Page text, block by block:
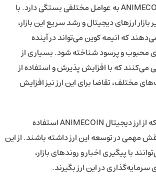
آینده ارز دیجیتال ANIMECOIN به عوامل مختلفی بستگی دارد. با
ارزهای دیجیتال و رشد سریع این بازار،
که انیمه کوین می‌تواند در آینده
محبوب و پرسود شناخته شود. بسیاری از
که با افزایش پذیرش و استفاده از
مختلف، تقاضا برای این ارز نیز افزایش
پلتفرم‌های مختلفی که از ارز دیجیتال ANIMECOIN استفاده
مهمی در توسعه این ارز داشته باشند. از این
با پیگیری اخبار و روندهای بازار،
در این ارز بگیرند.